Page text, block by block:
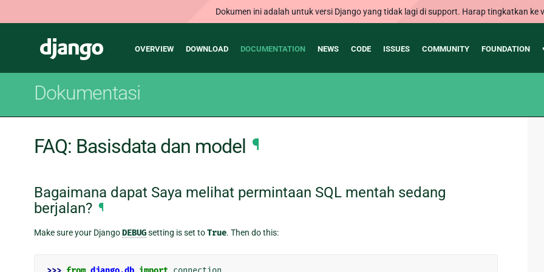
Dokumen ini adalah untuk versi Django yang tidak lagi di support. Harap tingkatkan ke
Django
Main
OVERVIEW DOWNLOAD DOCUMENTATION NEWS CODE ISSUES COMMUNITY FOUNDATION
Dokumentasi
FAQ: Basisdata dan model ¶
Bagaimana dapat Saya melihat permintaan SQL mentah sedang
berjalan? ¶
Make sure your DjangoDEBUGsetting is set toTrue. Then do this: